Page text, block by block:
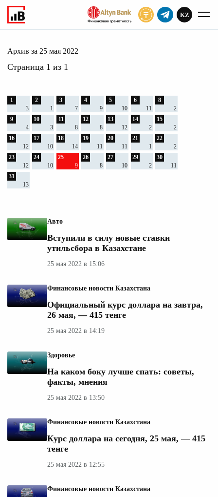
KZ
Главное 2022 мая 2022
Архив за 25 мая 2022
Страница 1 из 1
Авто
Вступили в силу новые ставки
утильсбора в Казахстане
25 мая 2022 в 15:06
Финансовые новости Казахстана
Официальный курс доллара на завтра,
26 мая, — 415 тенге
25 мая 2022 в 14:19
Здоровье
На каком боку лучше спать: советы,
факты, мнения
25 мая 2022 в 13:50
Финансовые новости Казахстана
Курс доллара на сегодня, 25 мая, — 415
тенге
25 мая 2022 в 12:55
Финансовые новости Казахстана
1
3
2
1
3
7
4
9
5
10
6
11
8
2
9
4
10
3
11
8
12
8
13
12
14
2
15
2
16
12
17
10
18
14
19
11
20
11
21
1
22
2
23
12
24
10
25
9
26
8
27
10
29
2
30
11
31
13